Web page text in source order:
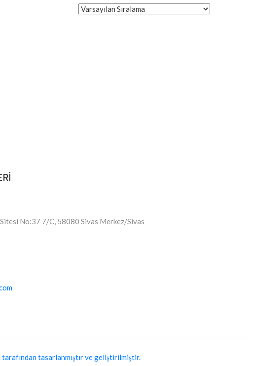
No:37 7/C, 58080 Sivas Merkez/Sivas
tarafından tasarlanmıştır ve geliştirilmiştir.